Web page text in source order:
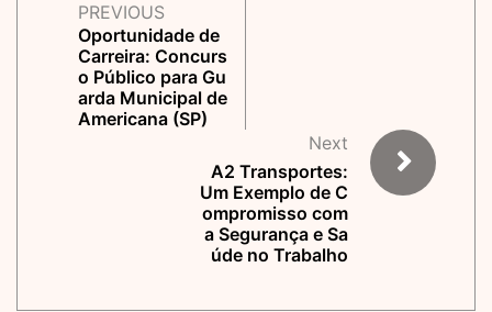
PREVIOUS
Oportunidade de
Carreira: Concurs
o Público para Gu
arda Municipal de
Americana (SP)
Next
A2 Transportes:
Um Exemplo de C
ompromisso com
a Segurança e Sa
úde no Trabalho